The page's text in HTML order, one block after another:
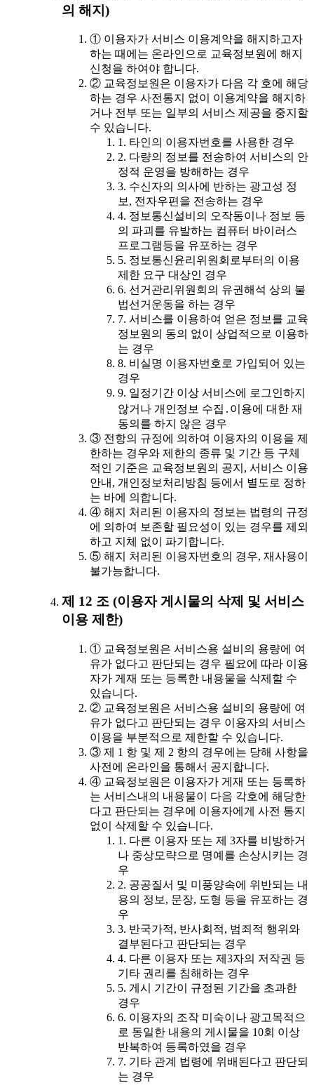
의 해지)
① 이용자가 서비스 이용계약을 해지하고자
하는 때에는 온라인으로 교육정보원에 해지
신청을 하여야 합니다.
② 교육정보원은 이용자가 다음 각 호에 해당
하는 경우 사전통지 없이 이용계약을 해지하
거나 전부 또는 일부의 서비스 제공을 중지할
수 있습니다.
1. 타인의 이용자번호를 사용한 경우
2. 다량의 정보를 전송하여 서비스의 안
정적 운영을 방해하는 경우
3. 수신자의 의사에 반하는 광고성 정
보, 전자우편을 전송하는 경우
4. 정보통신설비의 오작동이나 정보 등
의 파괴를 유발하는 컴퓨터 바이러스
프로그램등을 유포하는 경우
5. 정보통신윤리위원회로부터의 이용
제한 요구 대상인 경우
6. 선거관리위원회의 유권해석 상의 불
법선거운동을 하는 경우
7. 서비스를 이용하여 얻은 정보를 교육
정보원의 동의 없이 상업적으로 이용하
는 경우
8. 비실명 이용자번호로 가입되어 있는
경우
9. 일정기간 이상 서비스에 로그인하지
않거나 개인정보 수집․이용에 대한 재
동의를 하지 않은 경우
③ 전항의 규정에 의하여 이용자의 이용을 제
한하는 경우와 제한의 종류 및 기간 등 구체
적인 기준은 교육정보원의 공지, 서비스 이용
안내, 개인정보처리방침 등에서 별도로 정하
는 바에 의합니다.
④ 해지 처리된 이용자의 정보는 법령의 규정
에 의하여 보존할 필요성이 있는 경우를 제외
하고 지체 없이 파기합니다.
⑤ 해지 처리된 이용자번호의 경우, 재사용이
불가능합니다.
제 12 조 (이용자 게시물의 삭제 및 서비스
이용 제한)
① 교육정보원은 서비스용 설비의 용량에 여
유가 없다고 판단되는 경우 필요에 따라 이용
자가 게재 또는 등록한 내용물을 삭제할 수
있습니다.
② 교육정보원은 서비스용 설비의 용량에 여
유가 없다고 판단되는 경우 이용자의 서비스
이용을 부분적으로 제한할 수 있습니다.
③ 제 1 항 및 제 2 항의 경우에는 당해 사항을
사전에 온라인을 통해서 공지합니다.
④ 교육정보원은 이용자가 게재 또는 등록하
는 서비스내의 내용물이 다음 각호에 해당한
다고 판단되는 경우에 이용자에게 사전 통지
없이 삭제할 수 있습니다.
1. 다른 이용자 또는 제 3자를 비방하거
나 중상모략으로 명예를 손상시키는 경
우
2. 공공질서 및 미풍양속에 위반되는 내
용의 정보, 문장, 도형 등을 유포하는 경
우
3. 반국가적, 반사회적, 범죄적 행위와
결부된다고 판단되는 경우
4. 다른 이용자 또는 제3자의 저작권 등
기타 권리를 침해하는 경우
5. 게시 기간이 규정된 기간을 초과한
경우
6. 이용자의 조작 미숙이나 광고목적으
로 동일한 내용의 게시물을 10회 이상
반복하여 등록하였을 경우
7. 기타 관계 법령에 위배된다고 판단되
는 경우